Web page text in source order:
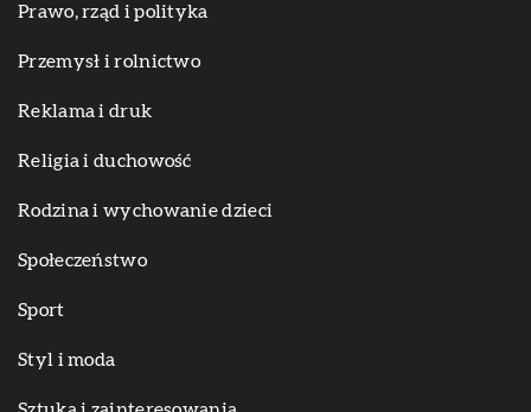
Prawo, rząd i polityka
Przemysł i rolnictwo
Reklama i druk
Religia i duchowość
Rodzina i wychowanie dzieci
Społeczeństwo
Sport
Styl i moda